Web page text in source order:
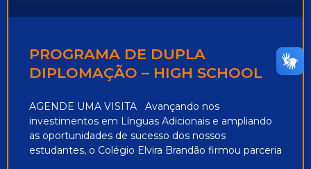
PROGRAMA DE DUPLA
DIPLOMAÇÃO – HIGH SCHOOL
AGENDE UMA VISITA Avançando nos
investimentos em Línguas Adicionais e ampliando
as oportunidades de sucesso dos nossos
estudantes, o Colégio Elvira Brandão firmou parceria